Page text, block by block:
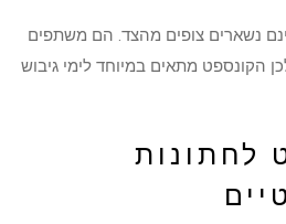
נשארים צופים מהצד. הם משתפים
הקונספט מתאים במיוחד לימי גיבוש
לחתונות